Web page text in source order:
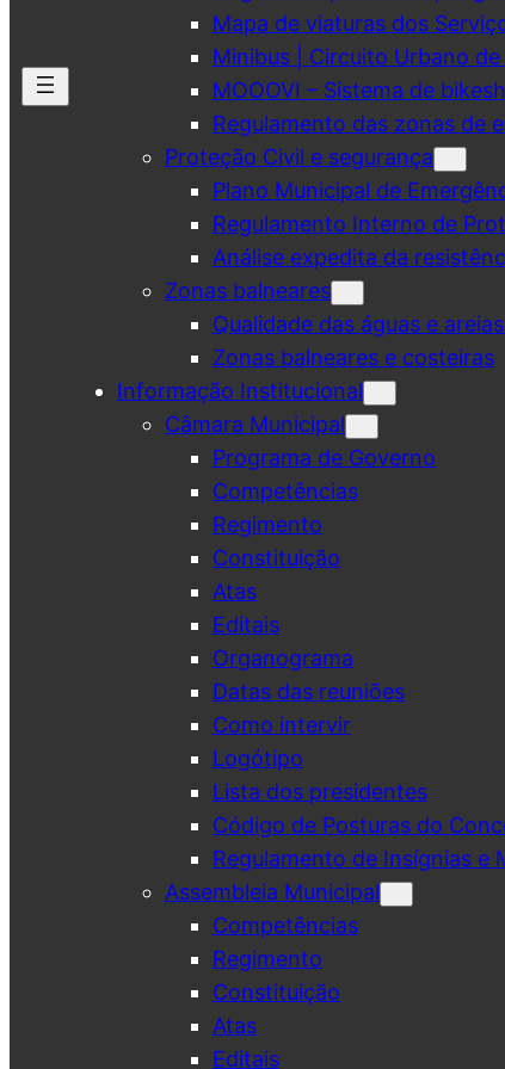
Mapa de viaturas dos
Minibus | Circuito Urbano
MOOOVI – Sistema de
Regulamento das zonas de
Proteção Civil e segurança
Plano Municipal de
Regulamento Interno de
Análise expedita da
Zonas balneares
Qualidade das águas e
Zonas balneares e costeiras
Informação Institucional
Câmara Municipal
Programa de Governo
Competências
Regimento
Constituição
Atas
Editais
Organograma
Datas das reuniões
Como intervir
Logótipo
Lista dos presidentes
Código de Posturas do
Regulamento de Insígnias e
Assembleia Municipal
Competências
Regimento
Constituição
Atas
Editais